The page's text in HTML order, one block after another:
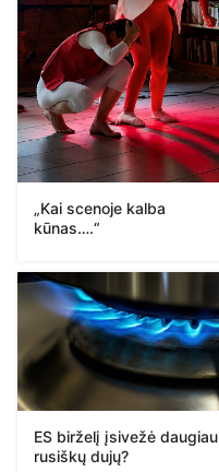
„Kai scenoje kalba
kūnas….“
ES birželį įsivežė daugiau
rusiškų dujų?